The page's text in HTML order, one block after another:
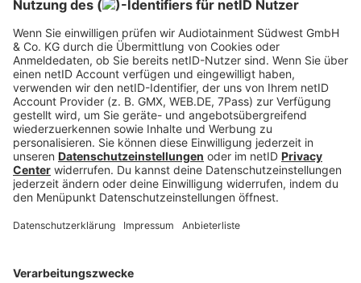
Wie ihr seht, gibt es bei
einem Arbeitgeberwechsel einiges zu bedenken.
Wenn ihr den Schritt allerdings gut vorbereitet und
einen genauen Überblick habt, worum ihr euch
kümmern müsst, kann nichts schiefgehen. Wichtig
ist immer dieoffene Kommunikationmit dem
alten und dem neuen Arbeitgeber. Wenn ihr mit
allen Seiten ehrlich kommuniziert und günstige
Lösungen für alle anstrebt, steht einem
erfolgreichen Arbeitgeberwechsel nichts im